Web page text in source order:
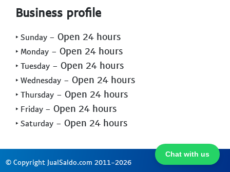
Chat with us
Business profile
‣ Sunday - Open 24 hours
‣ Monday - Open 24 hours
‣ Tuesday - Open 24 hours
‣ Wednesday - Open 24 hours
‣ Thursday - Open 24 hours
‣ Friday - Open 24 hours
‣ Saturday - Open 24 hours
© Copyright JualSaldo.com 2011-2026